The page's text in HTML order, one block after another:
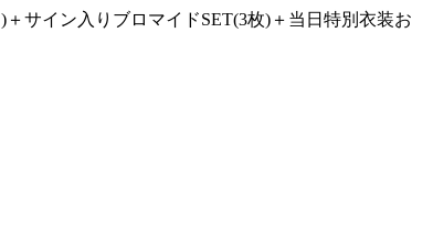
サイン入りブロマイドSET(3枚)＋当日特別衣装お